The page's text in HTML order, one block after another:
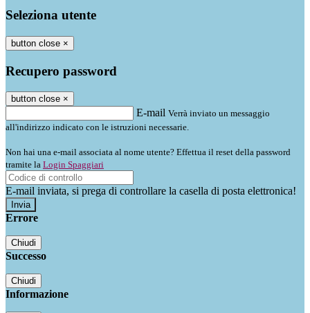
Seleziona utente
button close ×
Recupero password
button close ×
E-mail Verrà inviato un messaggio
all'indirizzo indicato con le istruzioni necessarie.
Non hai una e-mail associata al nome utente? Effettua il reset della password
tramite la Login Spaggiari
E-mail inviata, si prega di controllare la casella di posta elettronica!
Errore
Chiudi
Successo
Chiudi
Informazione